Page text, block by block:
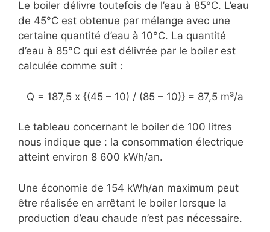
Le boiler délivre toutefois de l’eau à 85°C. L’eau
de 45°C est obtenue par mélange avec une
certaine quantité d’eau à 10°C. La quantité
d’eau à 85°C qui est délivrée par le boiler est
calculée comme suit :
Q = 187,5 x {(45 – 10) / (85 – 10)} = 87,5 m³/a
Le tableau concernant le boiler de 100 litres
nous indique que : la consommation électrique
atteint environ 8 600 kWh/an.
Une économie de 154 kWh/an maximum peut
être réalisée en arrêtant le boiler lorsque la
production d’eau chaude n’est pas nécessaire.